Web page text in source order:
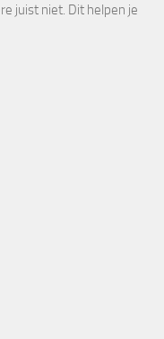
juist niet. Dit helpen je